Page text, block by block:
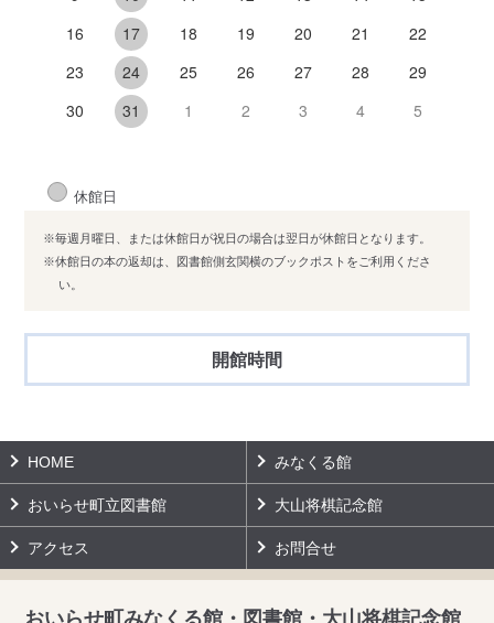
16
17 18 19 20 21
22
23
24 25 26 27 28
29
30
31 1 2 3 4 5
休館日
※毎週月曜日、または休館日が祝日の場合は翌日が休館日となります。
※休館日の本の返却は、図書館側玄関横のブックポストをご利用くださ
い。
開館時間
HOME みなくる館
おいらせ町立図書館 大山将棋記念館
アクセス お問合せ